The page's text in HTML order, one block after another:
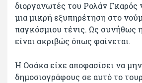
διοργανωτές του Ρολάν Γκαρός
μια μικρή εξυπηρέτηση στο
παγκόσμιου τένις. Ως συνήθως
είναι ακριβώς όπως φαίνεται.
Η Οσάκα είχε αποφασίσει να
δημοσιογράφους σε αυτό το